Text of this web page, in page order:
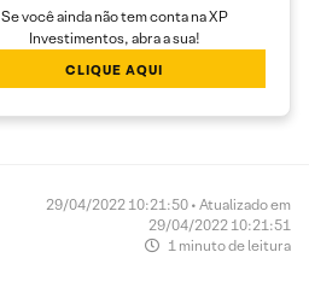
Se você ainda não tem conta na XP
Investimentos, abra a sua!
CLIQUE AQUI
29/04/2022 10:21:50 • Atualizado em
29/04/2022 10:21:51
1 minuto de leitura